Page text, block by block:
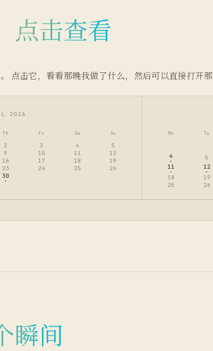
点击查看
点击它，看看那晚我做了什么，然后可以直接打开
2026
Th Fr Sa Su
2 3 4
5
9 10 11
12
16 17 18
19
23 24 25
26
30
Mo Tu
4
5
11
12
18
19
25
26
瞬间